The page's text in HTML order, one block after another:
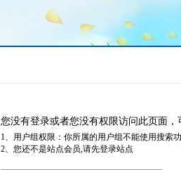
您没有登录或者您没有权限访问此页面
1、用户组权限：你所属的用户组不能使用搜索
2、您还不是站点会员,请先登录站点